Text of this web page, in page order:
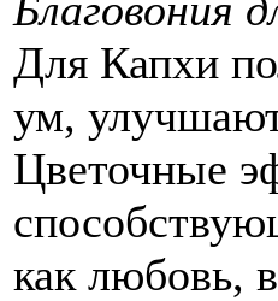
Для Капхи
ум,
Цветочные
как любовь,